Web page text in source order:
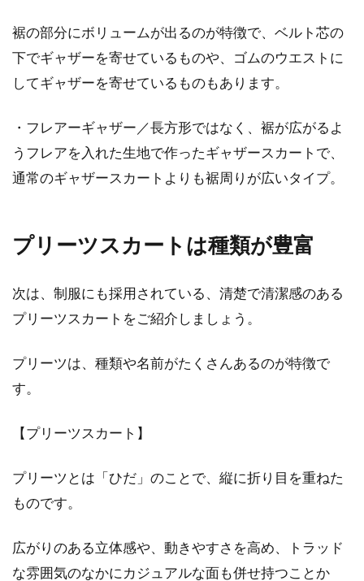
裾の部分にボリュームが出るのが特徴で、ベルト芯の
下でギャザーを寄せているものや、ゴムのウエストに
してギャザーを寄せているものもあります。
・フレアーギャザー／長方形ではなく、裾が広がるよ
うフレアを入れた生地で作ったギャザースカートで、
通常のギャザースカートよりも裾周りが広いタイプ。
プリーツスカートは種類が豊富
次は、制服にも採用されている、清楚で清潔感のある
プリーツスカートをご紹介しましょう。
プリーツは、種類や名前がたくさんあるのが特徴で
す。
【プリーツスカート】
プリーツとは「ひだ」のことで、縦に折り目を重ねた
ものです。
広がりのある立体感や、動きやすさを高め、トラッド
な雰囲気のなかにカジュアルな面も併せ持つことか